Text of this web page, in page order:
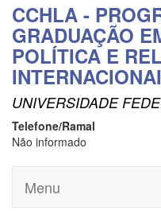
CCHLA -
GRADUAÇÃO
POLÍTICA E
UNIVERSIDADE
Telefone/Ramal
Não informado
Menu